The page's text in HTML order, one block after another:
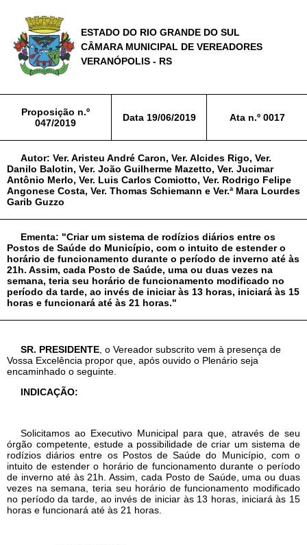
ESTADO DO RIO GRANDE DO SUL
CÂMARA MUNICIPAL DE VEREADORES
VERANÓPOLIS - RS
Proposição n.º
047/2019
Data19/06/2019 Ata n.º 0017
Autor: Ver. Aristeu André Caron, Ver. Alcides Rigo, Ver.
Danilo Balotin, Ver. João Guilherme Mazetto, Ver. Jucimar
Antônio Merlo, Ver. Luis Carlos Comiotto, Ver. Rodrigo Felipe
Angonese Costa, Ver. Thomas Schiemann e Ver.ª Mara Lourdes
Garib Guzzo
Ementa: "Criar um sistema de rodízios diários entre os
Postos de Saúde do Município, com o intuito de estender o
horário de funcionamento durante o período de inverno até às
21h. Assim, cada Posto de Saúde, uma ou duas vezes na
semana, teria seu horário de funcionamento modificado no
período da tarde, ao invés de iniciar às 13 horas, iniciará às 15
horas e funcionará até às 21 horas."
SR. PRESIDENTE , o Vereador subscrito vem à presença de
Vossa Excelência propor que, após ouvido o Plenário seja
encaminhado o seguinte.
INDICAÇÃO:
Solicitamos ao Executivo Municipal para que, através de seu
órgão competente, estude a possibilidade de criar um sistema de
rodízios diários entre os Postos de Saúde do Município, com o
intuito de estender o horário de funcionamento durante o período
de inverno até às 21h. Assim, cada Posto de Saúde, uma ou duas
vezes na semana, teria seu horário de funcionamento modificado
no período da tarde, ao invés de iniciar às 13 horas, iniciará às 15
horas e funcionará até às 21 horas.